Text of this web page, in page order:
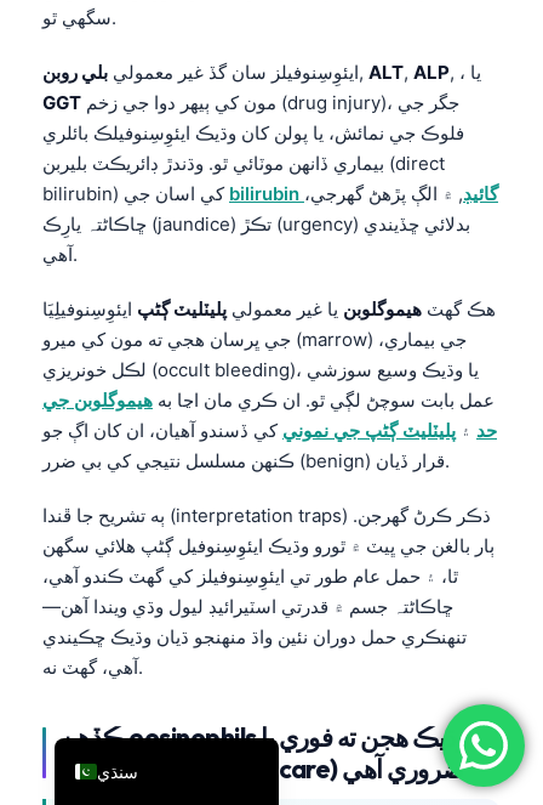
سگهي ٿو.
ايئوِسِنوفيلز سان گڏ غير معمولي بلي روبن , ALT, ALP
, ، يا
GGT
فلوڪ جي نمائش، يا پولن کان وڌيڪ ايئوِسِنوفيلڪ بائلري
بيماري ڏانهن موٽائي ٿو. وڌندڙ ڊائريڪٽ بليربن (direct
bilirubin) کي اسان جي
bilirubin گائيڊ, ۾ الڳ پڙهڻ گهرجي،
ڇاڪاڻ⁠تہ يارِڪ (jaundice) تڪڙ (urgency) بدلائي ڇڏيندي
آهي.
هڪ گهٽ هيموگلوبن يا غير معمولي پليٽليٽ ڳڻپ ايئوِسِنوفيلِيَا
جي ڀرسان هجي ته مون کي ميرو (marrow) جي بيماري،
لڪل خونريزي (occult bleeding)، يا وڌيڪ وسيع سوزشي
عمل بابت سوچڻ لڳي ٿو. ان ڪري مان اڃا به هيموگلوبن جي
حد ۽ پليٽليٽ ڳڻپ جي نموني کي ڏسندو آهيان، ان کان اڳ جو
ڪنهن مسلسل نتيجي کي بي ضرر (benign) قرار ڏيان.
ٻه تشريح جا ڦندا (interpretation traps) ذڪر ڪرڻ گهرجن.
ٻار بالغن جي ڀيٽ ۾ ٿورو وڌيڪ ايئوِسِنوفيل ڳڻپ هلائي سگهن
ٿا، ۽ حمل عام طور تي ايئوِسِنوفيلز کي گهٽ ڪندو آهي،
ڇاڪاڻ⁠تہ جسم ۾ قدرتي اسٽيرائيڊ ليول وڌي ويندا آهن—
تنهنڪري حمل دوران نئين واڌ منهنجو ڌيان وڌيڪ ڇڪيندي
آهي، گهٽ نه.
ڪڏهن eosinophils وڌيڪ هجن ته فوري يا
ساڳئي هفتي ۾ سنڀال (care) ضروري آهي
سنڌي
English
العربية
Français
עִבְרִית
Italiano
Português
Ελληνικά
Türkçe
Română
Български
Dansk
Nederlands
हिन्दी